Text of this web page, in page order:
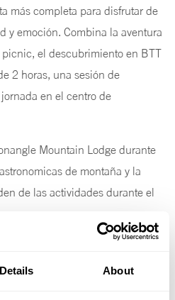
Details About
más completa para disfrutar de
y emoción. Combina la aventura
el descubrimiento en BTT
2 horas, una sesión de
en el centro de
Mountain Lodge durante
de montaña y la
de las actividades durante el